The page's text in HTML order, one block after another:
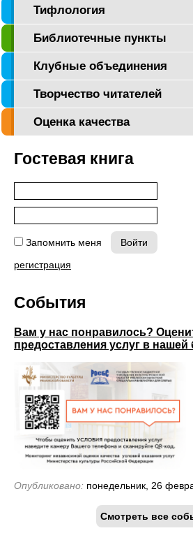
Тифлология
Библиотечные пункты
Клубные объединения
Творчество читателей
Оценка качества
Гостевая книга
Запомнить меня
регистрация
События
Вам у нас понравилось?
предоставления услуг в нашей
Опубликовано: понедельник, 26
Смотреть все